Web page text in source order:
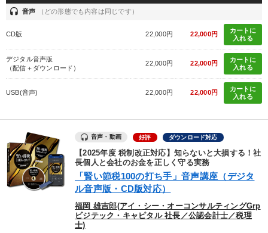
headset 音声 （どの形態でも内容は同じです）
CD版 22,000円 22,000円
カートに
入れる
デジタル音声版
（配信＋ダウンロード）
22,000円 22,000円
カートに
入れる
USB(音声) 22,000円 22,000円
カートに
入れる
音声・動画 好評 ダウンロード対応
【2025年度 税制改正対応】知らないと大損する！社
長個人と会社のお金を正しく守る実務
「賢い節税100の打ち手」音声講座（デジタ
ル音声版・CD版対応）
福岡 雄吉郎(アイ・シー・オーコンサルティングGrp
ビジテック・キャピタル 社長／公認会計士／税理
士)